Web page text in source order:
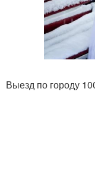
Выезд по городу